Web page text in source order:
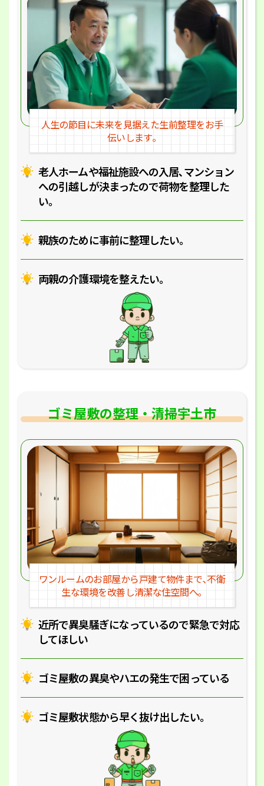
老人ホームや福祉施設への入居､マンション
への引越しが決まったので荷物を整理した
い｡
親族のために事前に整理したい｡
両親の介護環境を整えたい｡
人生の節目に未来を見据えた生前整理をお手
伝いします｡
ゴミ屋敷の整理・清掃宇土市
近所で異臭騒ぎになっているので緊急で対応
してほしい
ゴミ屋敷の異臭やハエの発生で困っている
ゴミ屋敷状態から早く抜け出したい｡
ワンルームのお部屋から戸建て物件まで､不衛
生な環境を改善し清潔な住空間へ｡